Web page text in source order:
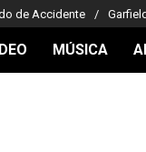
de Accidente
MÚSICA